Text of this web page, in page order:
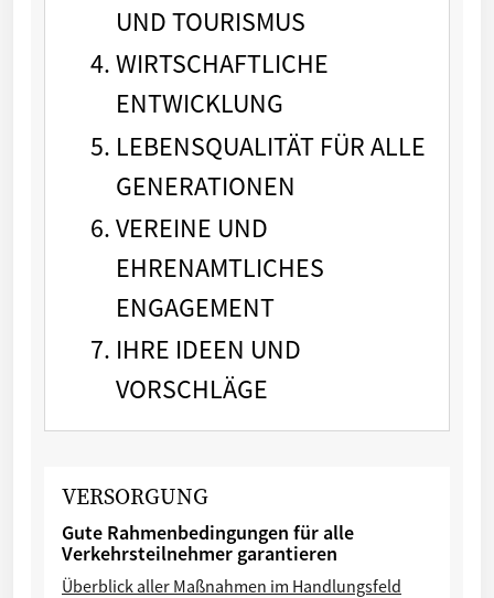
UND TOURISMUS
WIRTSCHAFTLICHE
ENTWICKLUNG
LEBENSQUALITÄT FÜR ALLE
GENERATIONEN
VEREINE UND
EHRENAMTLICHES
ENGAGEMENT
IHRE IDEEN UND
VORSCHLÄGE
VERSORGUNG
Gute Rahmenbedingungen für alle
Verkehrsteilnehmer garantieren
Überblick aller Maßnahmen im Handlungsfeld